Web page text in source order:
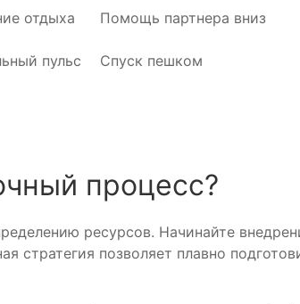
отдыха Помощь партнера вниз
пульс Спуск пешком
процесс?
ресурсов. Начинайте
стратегия позволяет плавно